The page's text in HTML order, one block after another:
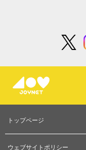
トップページ
ウェブサイトポリシー